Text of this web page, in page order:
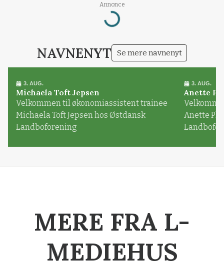
Annonce
Loading...
NAVNENYT Se mere navnenyt
3. AUG.
Michaela Toft Jepsen
Velkommen til økonomiassistent trainee
Michaela Toft Jepsen hos Østdansk
Landboforening
3. AUG.
Anette
Anette
MERE FRA L-
MEDIEHUS